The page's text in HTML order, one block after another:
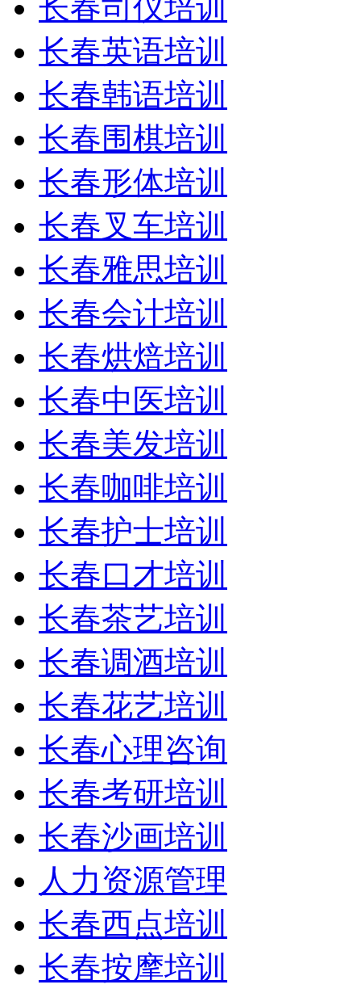
长春司仪培训
长春英语培训
长春韩语培训
长春围棋培训
长春形体培训
长春叉车培训
长春雅思培训
长春会计培训
长春烘焙培训
长春中医培训
长春美发培训
长春咖啡培训
长春护士培训
长春口才培训
长春茶艺培训
长春调酒培训
长春花艺培训
长春心理咨询
长春考研培训
长春沙画培训
人力资源管理
长春西点培训
长春按摩培训